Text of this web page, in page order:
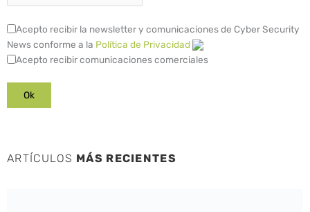
Acepto recibir la newsletter y comunicaciones de Cyber Security
News conforme a la Política de Privacidad
Acepto recibir comunicaciones comerciales
ARTÍCULOS MÁS RECIENTES